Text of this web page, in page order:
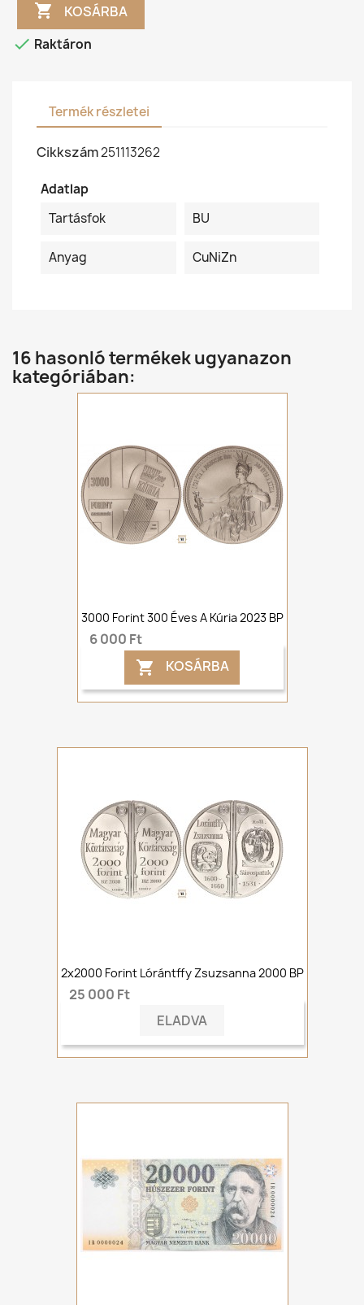
 KOSÁRBA
 Raktáron
Termék részletei
Cikkszám251113262
Adatlap
Tartásfok
BU
Anyag CuNiZn
16 hasonló termékek ugyanazon
kategóriában:
3000 Forint 300 Éves A Kúria 2023 BP
6 000 Ft
 KOSÁRBA
2x2000 Forint Lórántffy Zsuzsanna 2000 BP
25 000 Ft
ELADVA